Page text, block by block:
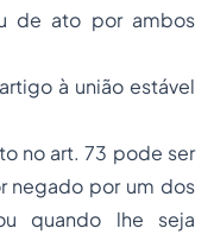
de ato por ambos
à união estável
no art. 73 pode ser
negado por um dos
quando lhe seja